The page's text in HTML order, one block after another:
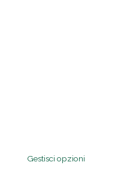
Gestisci opzioni